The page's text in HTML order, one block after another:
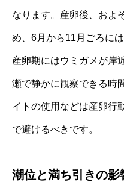
なります。産卵後、およ
め、6月から11月ごろに
産卵期にはウミガメが岸
瀬で静かに観察できる時
イトの使用などは産卵行
で避けるべきです。
潮位と満ち引きの影